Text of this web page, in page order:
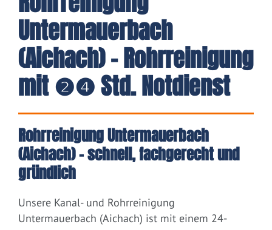
Untermauerbach
(Aichach) - Rohrreinigung
mit ❷❹ Std. Notdienst
Rohrreinigung Untermauerbach
(Aichach) – schnell, fachgerecht und
gründlich
Unsere Kanal- und Rohrreinigung
Untermauerbach (Aichach) ist mit einem 24-